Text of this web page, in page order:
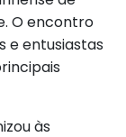
O encontro
e entusiastas
às